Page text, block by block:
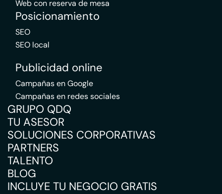
Web con reserva de mesa
Posicionamiento
SEO
SEO local
Publicidad online
Campañas en Google
Campañas en redes sociales
GRUPO QDQ
TU ASESOR
SOLUCIONES CORPORATIVAS
PARTNERS
TALENTO
BLOG
INCLUYE TU NEGOCIO GRATIS